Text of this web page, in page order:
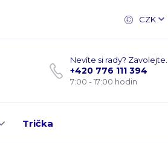
CZK
Nevíte si rady? Zavolejte.
+420 776 111 394
7:00 - 17:00 hodin
Trička